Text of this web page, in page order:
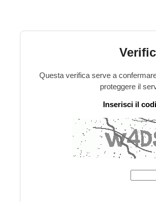
Questa verifica serve a
proteggere il
Inserisci il